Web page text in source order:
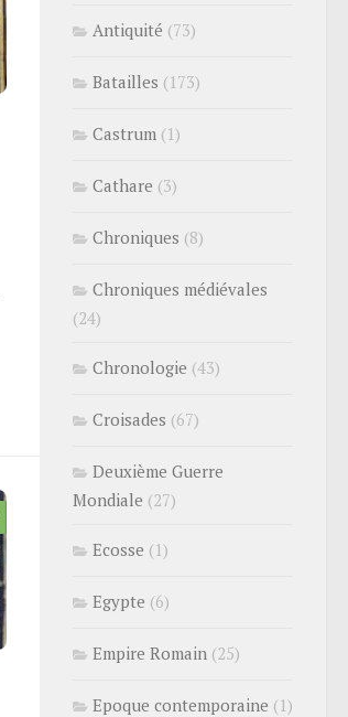
Antiquité (73)
Batailles (173)
Castrum (1)
Cathare (3)
Chroniques (8)
Chroniques médiévales
(24)
Chronologie (43)
Croisades (67)
Deuxième Guerre
Mondiale (27)
Ecosse (1)
Egypte (6)
Empire Romain (25)
Epoque contemporaine (1)